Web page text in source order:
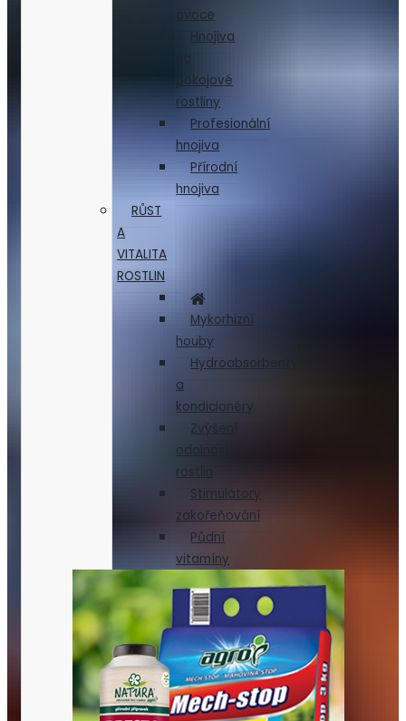
ovoce
Hnojiva
pokojové
rostliny
Profesionální
hnojiva
Přírodní
hnojiva
RŮST
A
VITALITA
ROSTLIN
Mykorhizní
houby
Hydroabsorbenty
a
kondicionéry
Zvýšení
odolnosti
rostlin
Stimulátory
zakořeňování
Půdní
vitamíny